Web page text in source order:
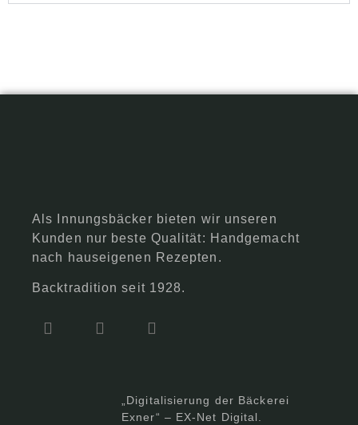
Als Innungsbäcker bieten wir unseren
Kunden nur beste Qualität: Handgemacht
nach hauseigenen Rezepten.
Backtradition seit 1928.
„Digitalisierung der Bäckerei
Exner“ – EX-Net Digital.